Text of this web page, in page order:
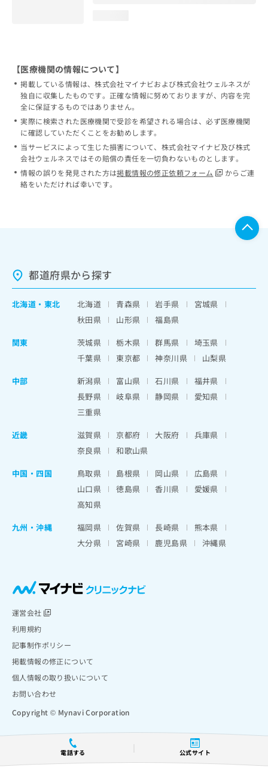
電話する 公式サイト
【医療機関の情報について】
掲載している情報は、株式会社マイナビおよび株式会社ウェルネスが
独自に収集したものです。正確な情報に努めておりますが、内容を完
全に保証するものではありません。
実際に検索された医療機関で受診を希望される場合は、必ず医療機関
に確認していただくことをお勧めします。
当サービスによって生じた損害について、株式会社マイナビ及び株式
会社ウェルネスではその賠償の責任を一切負わないものとします。
情報の誤りを発見された方は掲載情報の修正依頼フォーム
からご連
絡をいただければ幸いです。
都道府県から探す
北海道 ・ 東北 北海道 青森県 岩手県
宮城県
秋田県
山形県
福島県
関東
茨城県 栃木県 群馬県
埼玉県
千葉県
東京都 神奈川県
山梨県
中部
新潟県 富山県 石川県
福井県
長野県
岐阜県 静岡県
愛知県
三重県
近畿
滋賀県 京都府 大阪府
兵庫県
奈良県
和歌山県
中国・四国
鳥取県 島根県 岡山県
広島県
山口県
徳島県 香川県
愛媛県
高知県
九州・沖縄
福岡県 佐賀県 長崎県
熊本県
大分県
宮崎県 鹿児島県 沖縄県
運営会社
利用規約
記事制作ポリシー
掲載情報の修正について
個人情報の取り扱いについて
お問い合わせ
Copyright © Mynavi Corporation